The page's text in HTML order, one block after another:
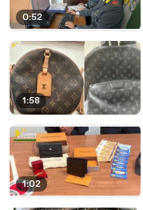
0:52
1:58
1:02